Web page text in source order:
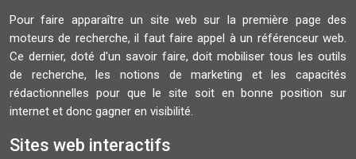
Pour faire apparaître un site web sur la première page des
moteurs de recherche, il faut faire appel à un référenceur web.
Ce dernier, doté d'un savoir faire, doit mobiliser tous les outils
de recherche, les notions de marketing et les capacités
rédactionnelles pour que le site soit en bonne position sur
internet et donc gagner en visibilité.
Sites web interactifs